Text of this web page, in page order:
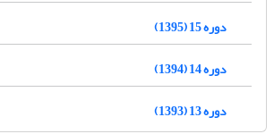
دوره 15 (1395)
دوره 14 (1394)
دوره 13 (1393)